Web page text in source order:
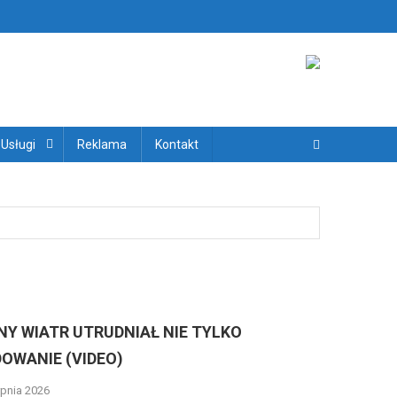
Reklama Kontakt
WIATR UTRUDNIAŁ NIE TYLKO
(VIDEO)
2026